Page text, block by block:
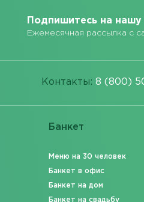
Подпишитесь на нашу
Ежемесячная рассылка с
Контакты: 8 (800)
Банкет
Меню на 30 человек
Банкет в офис
Банкет на дом
Банкет на свадьбу